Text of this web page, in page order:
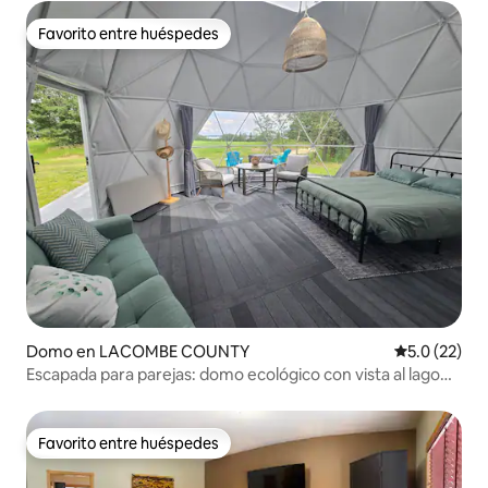
Favorito entre huéspedes
Favorito entre huéspedes
Domo en LACOMBE COUNTY Calificación
5.0 (22)
Escapada para parejas: domo ecológico con vista al lago
Favorito entre huéspedes
Favorito entre huéspedes